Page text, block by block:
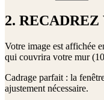
2.
Votre image est affichée
qui couvrira votre mur (
Cadrage parfait : la
ajustement nécessaire.